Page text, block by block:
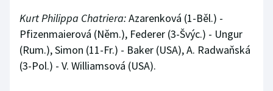
Plavání
Plážový volejbal
Kurt Philippa Chatriera:Azarenková (1-Běl.) -
Pfizenmaierová (Něm.), Federer (3-Švýc.) - Ungur
(Rum.), Simon (11-Fr.) - Baker (USA), A. Radwaňská
(3-Pol.) - V. Williamsová (USA).